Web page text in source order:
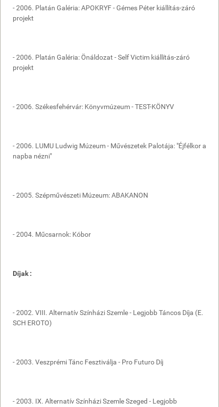
- 2006. Platán Galéria: APOKRYF - Gémes Péter kiállítás-záró
projekt
- 2006. Platán Galéria: Önáldozat - Self Victim kiállítás-záró
projekt
- 2006. Székesfehérvár: Könyvmúzeum - TEST-KÖNYV
- 2006. LUMU Ludwig Múzeum - Művészetek Palotája: "Éjfélkor a
napba nézni"
- 2005. Szépművészeti Múzeum: ABAKANON
- 2004. Műcsarnok: Kóbor
Díjak :
- 2002. VIII. Alternatív Színházi Szemle - Legjobb Táncos Díja (E.
SCH EROTO)
- 2003. Veszprémi Tánc Fesztiválja - Pro Futuro Díj
- 2003. IX. Alternatív Színházi Szemle Szeged - Legjobb